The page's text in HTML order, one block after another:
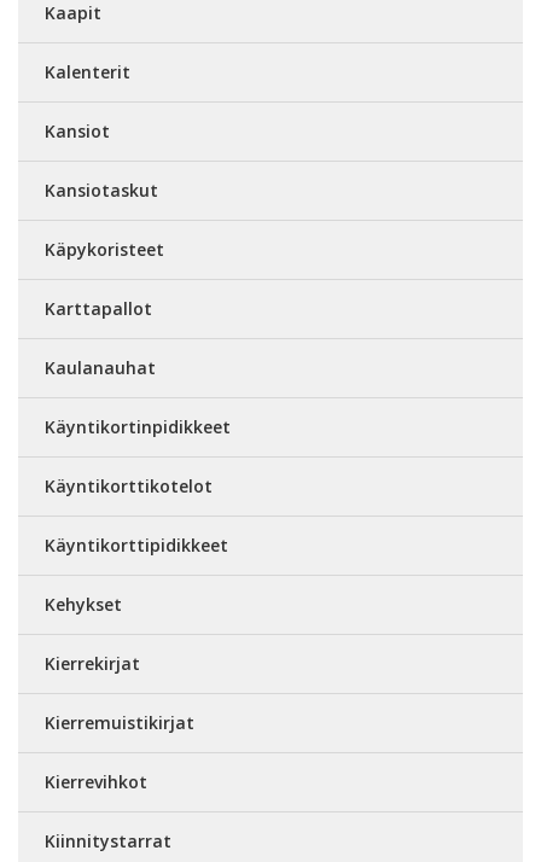
Kaapit
Kalenterit
Kansiot
Kansiotaskut
Käpykoristeet
Karttapallot
Kaulanauhat
Käyntikortinpidikkeet
Käyntikorttikotelot
Käyntikorttipidikkeet
Kehykset
Kierrekirjat
Kierremuistikirjat
Kierrevihkot
Kiinnitystarrat